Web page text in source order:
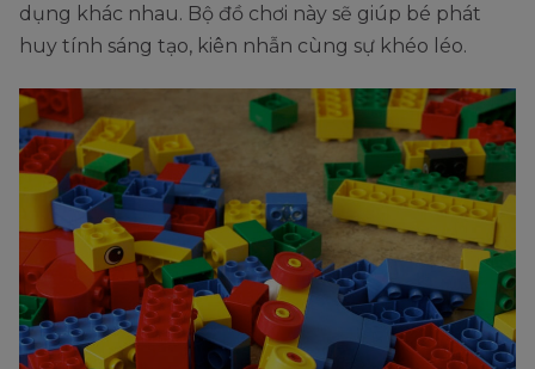
dụng khác nhau. Bộ đồ chơi này sẽ giúp bé phát
huy tính sáng tạo, kiên nhẫn cùng sự khéo léo.